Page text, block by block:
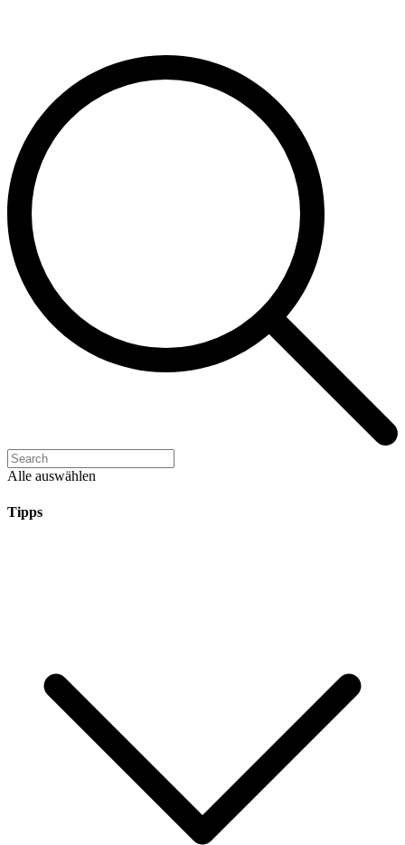
Alle auswählen
Tipps